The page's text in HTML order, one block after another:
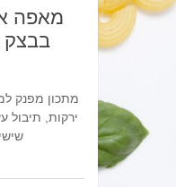
מאפה
בבצק
מתכון מפנק
ירקות, תיבול